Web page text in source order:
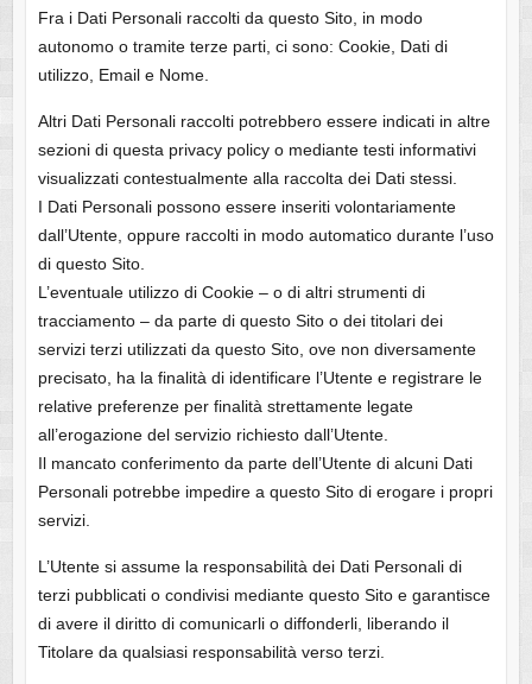
Fra i Dati Personali raccolti da questo Sito, in modo
autonomo o tramite terze parti, ci sono: Cookie, Dati di
utilizzo, Email e Nome.
Altri Dati Personali raccolti potrebbero essere indicati in altre
sezioni di questa privacy policy o mediante testi informativi
visualizzati contestualmente alla raccolta dei Dati stessi.
I Dati Personali possono essere inseriti volontariamente
dall’Utente, oppure raccolti in modo automatico durante l’uso
di questo Sito.
L’eventuale utilizzo di Cookie – o di altri strumenti di
tracciamento – da parte di questo Sito o dei titolari dei
servizi terzi utilizzati da questo Sito, ove non diversamente
precisato, ha la finalità di identificare l’Utente e registrare le
relative preferenze per finalità strettamente legate
all’erogazione del servizio richiesto dall’Utente.
Il mancato conferimento da parte dell’Utente di alcuni Dati
Personali potrebbe impedire a questo Sito di erogare i propri
servizi.
L’Utente si assume la responsabilità dei Dati Personali di
terzi pubblicati o condivisi mediante questo Sito e garantisce
di avere il diritto di comunicarli o diffonderli, liberando il
Titolare da qualsiasi responsabilità verso terzi.